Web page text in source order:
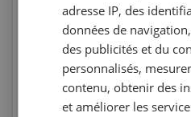
Testez vos
l’Agri Quiz de la Revue
portent sur le
machines spécifiques.
adresse IP, des
données de
des publicités et du
personnalisés,
contenu, obtenir des
et améliorer les